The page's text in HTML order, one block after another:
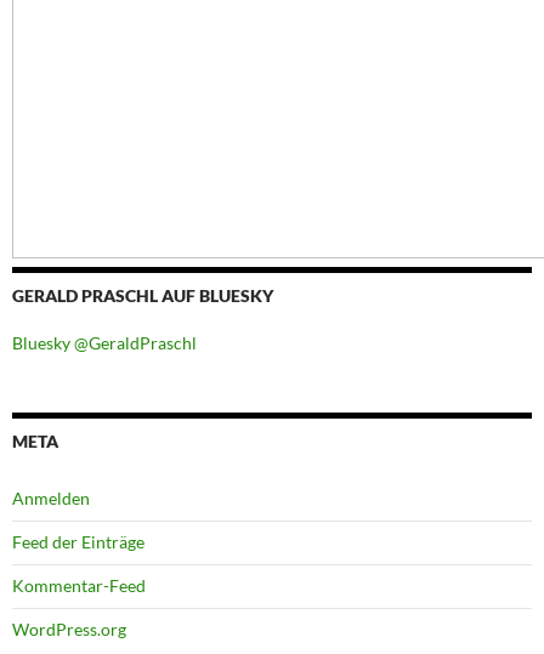
GERALD PRASCHL AUF BLUESKY
Bluesky @GeraldPraschl
META
Anmelden
Feed der Einträge
Kommentar-Feed
WordPress.org